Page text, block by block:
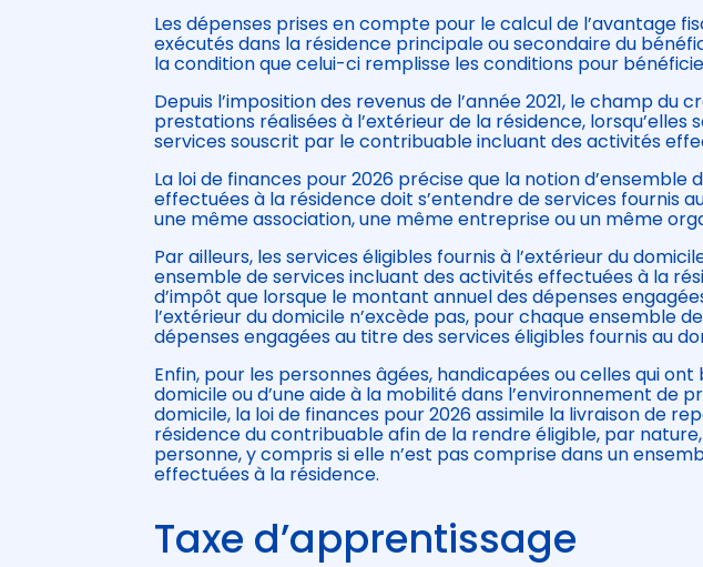
Les dépenses prises en compte pour le calcul de l’avantage
exécutés dans la résidence principale ou secondaire du
la condition que celui-ci remplisse les conditions pour
Depuis l’imposition des revenus de l’année 2021, le champ
prestations réalisées à l’extérieur de la résidence,
services souscrit par le contribuable incluant des activités
La loi de finances pour 2026 précise que la notion
effectuées à la résidence doit s’entendre de services fournis
une même association, une même entreprise ou un même
Par ailleurs, les services éligibles fournis à l’extérieur du
ensemble de services incluant des activités effectuées à la
d’impôt que lorsque le montant annuel des dépenses
l’extérieur du domicile n’excède pas, pour chaque ensemble
dépenses engagées au titre des services éligibles fournis au
Enfin, pour les personnes âgées, handicapées ou celles qui
domicile ou d’une aide à la mobilité dans l’environnement de
domicile, la loi de finances pour 2026 assimile la livraison de
résidence du contribuable afin de la rendre éligible, par
personne, y compris si elle n’est pas comprise dans un
effectuées à la résidence.
Taxe d’apprentissage